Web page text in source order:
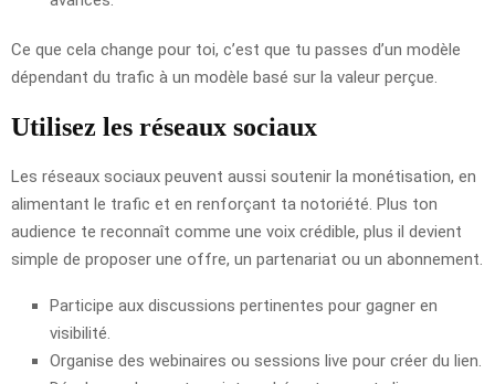
Ce que cela change pour toi, c’est que tu passes d’un modèle
dépendant du trafic à un modèle basé sur la valeur perçue.
Utilisez les réseaux sociaux
Les réseaux sociaux peuvent aussi soutenir la monétisation, en
alimentant le trafic et en renforçant ta notoriété. Plus ton
audience te reconnaît comme une voix crédible, plus il devient
simple de proposer une offre, un partenariat ou un abonnement.
Participe aux discussions pertinentes pour gagner en
visibilité.
Organise des webinaires ou sessions live pour créer du lien.